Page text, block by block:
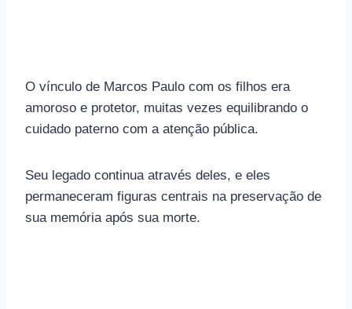
O vínculo de Marcos Paulo com os filhos era
amoroso e protetor, muitas vezes equilibrando o
cuidado paterno com a atenção pública.
Seu legado continua através deles, e eles
permaneceram figuras centrais na preservação de
sua memória após sua morte.